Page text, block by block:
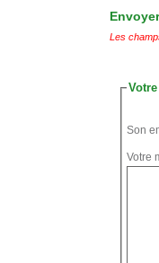
Les
Son
Votre